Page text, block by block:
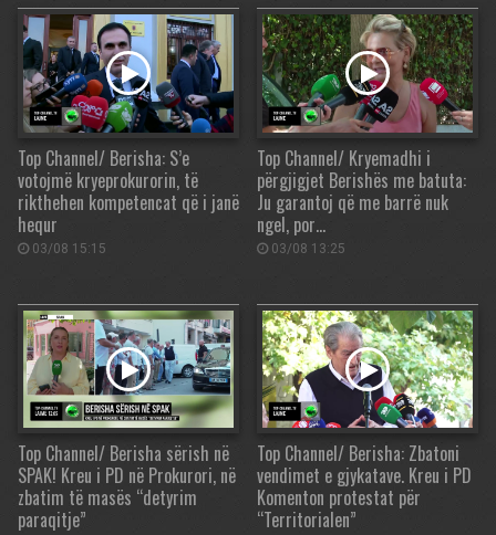
Top Channel/ Berisha: S’e
votojmë kryeprokurorin, të
rikthehen kompetencat që i janë
hequr
03/08 15:15
Top Channel/ Kryemadhi i
përgjigjet Berishës me batuta:
Ju garantoj që me barrë nuk
ngel, por…
03/08 13:25
Top Channel/ Berisha sërish në
SPAK! Kreu i PD në Prokurori, në
zbatim të masës “detyrim
paraqitje”
Top Channel/ Berisha: Zbatoni
vendimet e gjykatave. Kreu i PD
Komenton protestat për
“Territorialen”